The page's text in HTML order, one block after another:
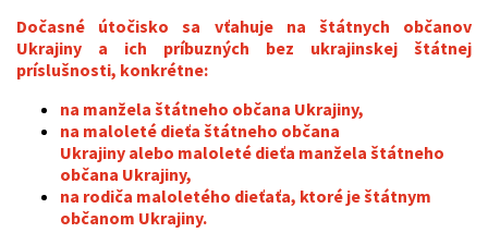
Dočasné útočisko sa vťahuje na štátnych občanov
Ukrajiny a ich príbuzných bez ukrajinskej štátnej
príslušnosti, konkrétne:
na manžela štátneho občana Ukrajiny,
na maloleté dieťa štátneho občana
Ukrajiny alebo maloleté dieťa manžela štátneho
občana Ukrajiny,
na rodiča maloletého dieťaťa, ktoré je štátnym
občanom Ukrajiny.